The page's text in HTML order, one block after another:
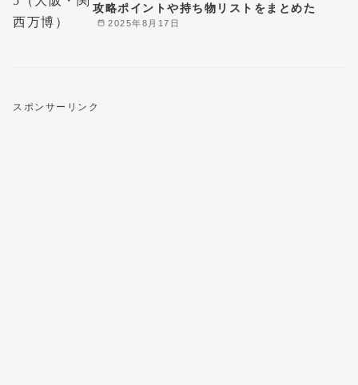
2025年8月17日
攻略ポイントや持ち物リストをまとめた
スポンサーリンク